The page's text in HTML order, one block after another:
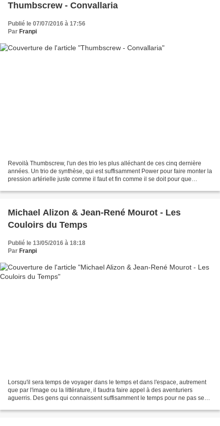
Thumbscrew - Convallaria
Publié le 07/07/2016 à 17:56
Par Franpi
Revoilà Thumbscrew, l'un des trio les plus alléchant de ces cinq dernière
années. Un trio de synthèse, qui est suffisamment Power pour faire monter la
pression artérielle juste comme il faut et fin comme il se doit pour que
Michael Alizon & Jean-René Mourot - Les
Couloirs du Temps
Publié le 13/05/2016 à 18:18
Par Franpi
Lorsqu'il sera temps de voyager dans le temps et dans l'espace, autrement
que par l'image ou la littérature, il faudra faire appel à des aventuriers
aguerris. Des gens qui connaissent suffisamment le temps pour ne pas se